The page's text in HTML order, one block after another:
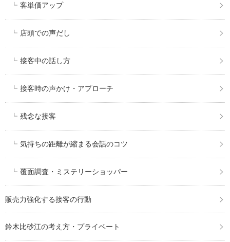
客単価アップ
店頭での声だし
接客中の話し方
接客時の声かけ・アプローチ
残念な接客
気持ちの距離が縮まる会話のコツ
覆面調査・ミステリーショッパー
販売力強化する接客の行動
鈴木比砂江の考え方・プライベート